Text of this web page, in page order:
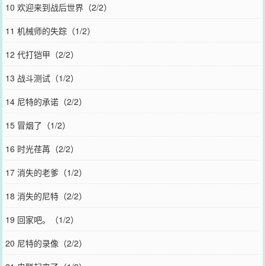
10 欢迎来到战后世界（2/2）
11 机械师的失踪（1/2）
12 代打铠甲（2/2）
13 战斗测试（1/2）
14 尼特的承诺（2/2）
15 冒烟了（1/2）
16 时光荏苒（2/2）
17 消失的老爹（1/2）
18 消失的尼特（2/2）
19 回家吧。（1/2）
20 尼特的录像（2/2）